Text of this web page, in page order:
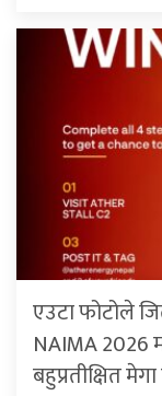
एउटा फोटोले
NAIMA 2026
बहुप्रतीक्षित